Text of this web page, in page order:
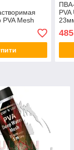
PVA Mesh
485